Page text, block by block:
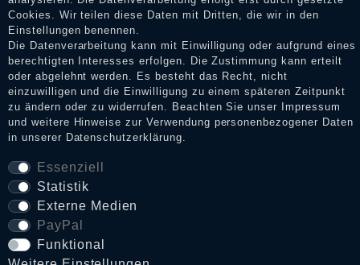
Impressum
Daten­schutz­erklärung
AGB
Widerrufs­recht
VERTRAG WIDERRUFEN
Cookies. Wir teilen diese Daten mit Dritten, die wir in den
Einstellungen benennen.
Die Datenverarbeitung kann mit Einwilligung oder aufgrund eines
berechtigten Interesses erfolgen. Die Zustimmung kann erteilt
oder abgelehnt werden. Es besteht das Recht, nicht
einzuwilligen und die Einwilligung zu einem späteren Zeitpunkt
zu ändern oder zu widerrufen. Beachten Sie unser
Impressum
und weitere Hinweise zur Verwendung personenbezogener Daten
in unserer Daten­schutz­erklärung.
Essenziell
Statistik
Externe Medien
PayPal
Funktional